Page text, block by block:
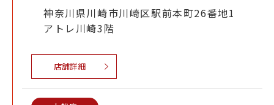
神奈川県川崎市川崎区駅前本町26番地1
アトレ川崎3階
店舗詳細